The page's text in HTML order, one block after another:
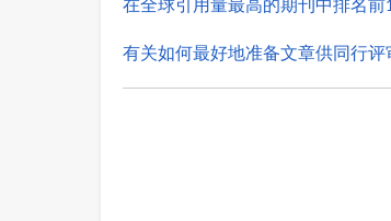
在全球引用量最高的期刊中排名前
有关如何最好地准备文章供同行